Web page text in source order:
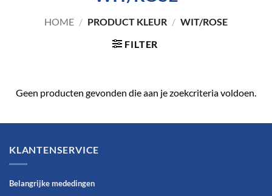
HOME / PRODUCT KLEUR / WIT/ROSE
FILTER
Geen producten gevonden die aan je zoekcriteria voldoen.
KLANTENSERVICE
Belangrijke mededingen